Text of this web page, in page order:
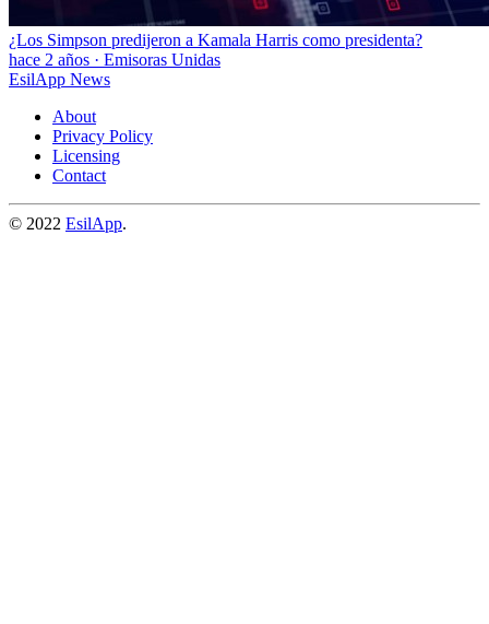
¿Los Simpson predijeron a Kamala Harris como presidenta?
hace 2 años · Emisoras Unidas
EsilApp News
About
Privacy Policy
Licensing
Contact
© 2022 EsilApp.